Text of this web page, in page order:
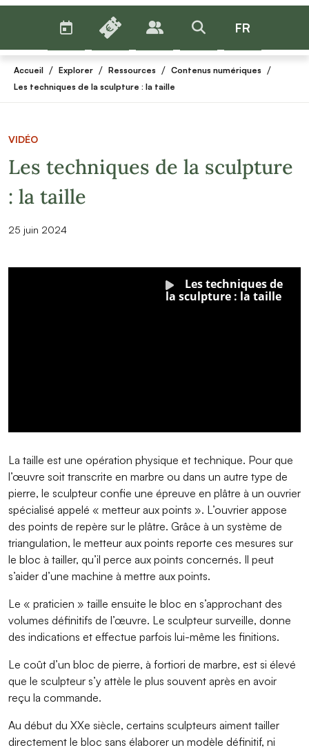
BILLETTERIE
PUBLICS >RECHERCHER
FR
Accueil / Explorer / Ressources / Contenus numériques /
Les techniques de la sculpture : la taille
VIDÉO
Les techniques de la sculpture
: la taille
25 juin 2024
La taille est une opération physique et technique. Pour que
l’œuvre soit transcrite en marbre ou dans un autre type de
pierre, le sculpteur confie une épreuve en plâtre à un ouvrier
spécialisé appelé « metteur aux points ». L’ouvrier appose
des points de repère sur le plâtre. Grâce à un système de
triangulation, le metteur aux points reporte ces mesures sur
le bloc à tailler, qu’il perce aux points concernés. Il peut
s’aider d’une machine à mettre aux points.
Le « praticien » taille ensuite le bloc en s’approchant des
volumes définitifs de l’œuvre. Le sculpteur surveille, donne
des indications et effectue parfois lui-même les finitions.
Le coût d’un bloc de pierre, à fortiori de marbre, est si élevé
que le sculpteur s’y attèle le plus souvent après en avoir
reçu la commande.
Au début du XXe siècle, certains sculpteurs aiment tailler
directement le bloc sans élaborer un modèle définitif, ni